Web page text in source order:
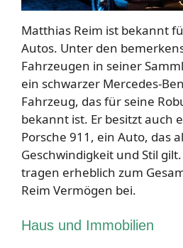
Matthias Reim ist bekannt
Autos. Unter den
Fahrzeugen in seiner
ein schwarzer Mercedes-
Fahrzeug, das für seine
bekannt ist. Er besitzt auch
Porsche 911, ein Auto, das
Geschwindigkeit und Stil
tragen erheblich zum
Reim Vermögen bei.
Haus und Immobilien